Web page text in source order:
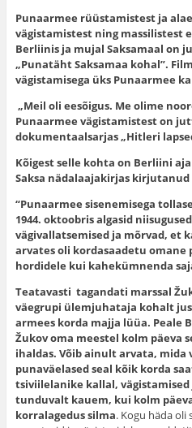
Punaarmee rüüstamistest ja
vägistamistest ning massilistest
Berliinis ja mujal Saksamaal on
„Punatäht Saksamaa kohal”.
vägistamisega üks Punaarmee
„Meil oli eesõigus. Me olime
Punaarmee vägistamistest on
dokumentaalsarjas „Hitleri
Kõigest selle kohta on Berliini
Saksa nädalaajakirjas kirjutanud
“Punaarmee sisenemisega
1944. oktoobris algasid
vägivallatsemised ja mõrvad, et
arvates oli kordasaadetu omane
hordidele kui kahekümnenda
Teatavasti tagandati marssal
väegrupi ülemjuhataja kohalt
armees korda majja lüüa. Peale
Žukov oma meestel kolm päeva
ihaldas. Võib ainult arvata,
punaväelased seal kõik korda
tsiviilelanike kallal, vägistamised
tunduvalt kauem, kui kolm
korralagedus silma. Kogu häda oli